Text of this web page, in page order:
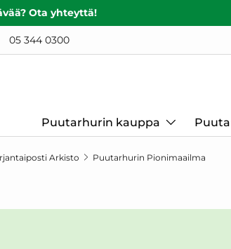
Ota yhteyttä!
05 344 0300
Puutarhurin kauppa
Arkisto Puutarhurin Pionimaailma